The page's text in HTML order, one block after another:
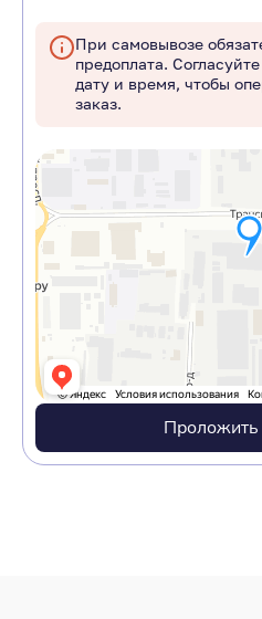
При самовывозе
предоплата.
дату и время, чтобы
заказ.